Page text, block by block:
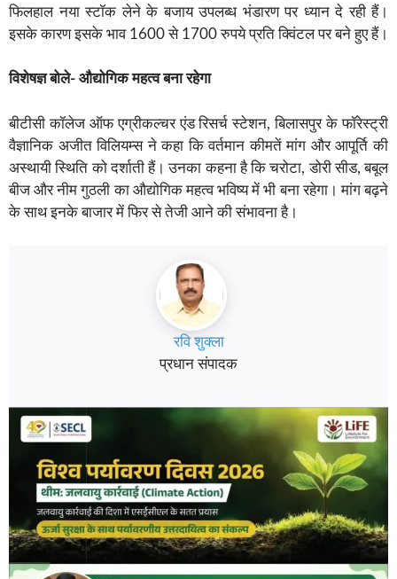
फिलहाल नया स्टॉक लेने के बजाय उपलब्ध भंडारण पर ध्यान दे रही हैं।
इसके कारण इसके भाव 1600 से 1700 रुपये प्रति क्विंटल पर बने हुए हैं।
विशेषज्ञ बोले- औद्योगिक महत्व बना रहेगा
बीटीसी कॉलेज ऑफ एग्रीकल्चर एंड रिसर्च स्टेशन, बिलासपुर के फॉरेस्ट्री
वैज्ञानिक अजीत विलियम्स ने कहा कि वर्तमान कीमतें मांग और आपूर्ति की
अस्थायी स्थिति को दर्शाती हैं। उनका कहना है कि चरोटा, डोरी सीड, बबूल
बीज और नीम गुठली का औद्योगिक महत्व भविष्य में भी बना रहेगा। मांग बढ़ने
के साथ इनके बाजार में फिर से तेजी आने की संभावना है।
रवि शुक्ला
प्रधान संपादक